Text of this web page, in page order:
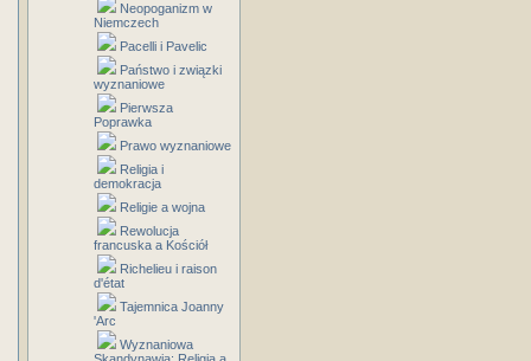
Neopoganizm w
Niemczech
Pacelli i Pavelic
Państwo i związki
wyznaniowe
Pierwsza
Poprawka
Prawo wyznaniowe
Religia i
demokracja
Religie a wojna
Rewolucja
francuska a Kościół
Richelieu i raison
d'état
Tajemnica Joanny
'Arc
Wyznaniowa